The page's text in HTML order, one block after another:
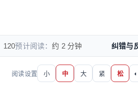
120预计阅读：约 2 分钟 纠错与
阅读设置 小 中 大 紧 松 ◐